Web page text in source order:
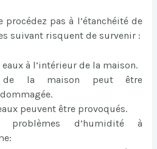
procédez pas à l’étanchéité de
suivant risquent de survenir :
à l’intérieur de la maison.
de la maison peut être
peuvent être provoqués.
problèmes d’humidité à